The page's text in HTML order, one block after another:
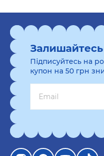
Залишайтесь
Підписуйтесь на
купон на 50 грн